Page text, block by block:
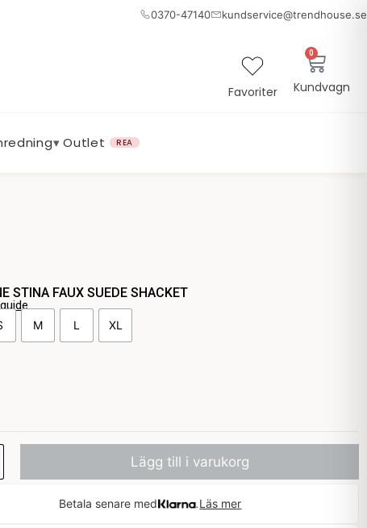
0370-47140 kundservice@trendhouse.se
Favoriter
0
Kundvagn
▾ Outlet REA
STINA FAUX SUEDE SHACKET
M L XL
Lägg till i varukorg
Betala senare med Läs mer